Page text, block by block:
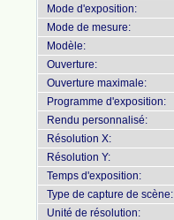
Mode d'exposition:
Mode de mesure:
Modèle:
Ouverture:
Ouverture maximale:
Programme d'exposition:
Rendu personnalisé:
Résolution X:
Résolution Y:
Temps d'exposition:
Type de capture de scène:
Unité de résolution: